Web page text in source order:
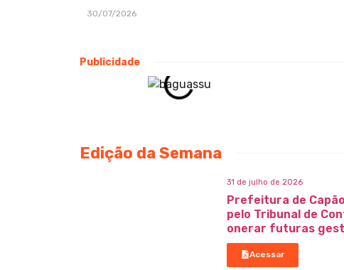
30/07/2026
Publicidade
Edição da Semana
31 de julho de 2026
Prefeitura de
pelo Tribunal de
onerar futuras
Acessar